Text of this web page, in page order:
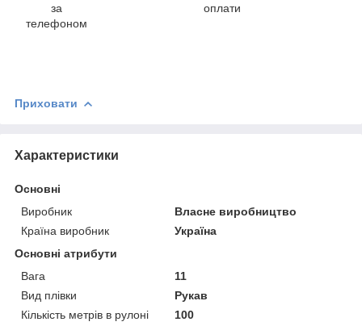
за
телефоном
оплати
Приховати
Характеристики
Основні
Виробник
Власне виробництво
Країна виробник
Україна
Основні атрибути
Вага
11
Вид плівки
Рукав
Кількість метрів в рулоні
100